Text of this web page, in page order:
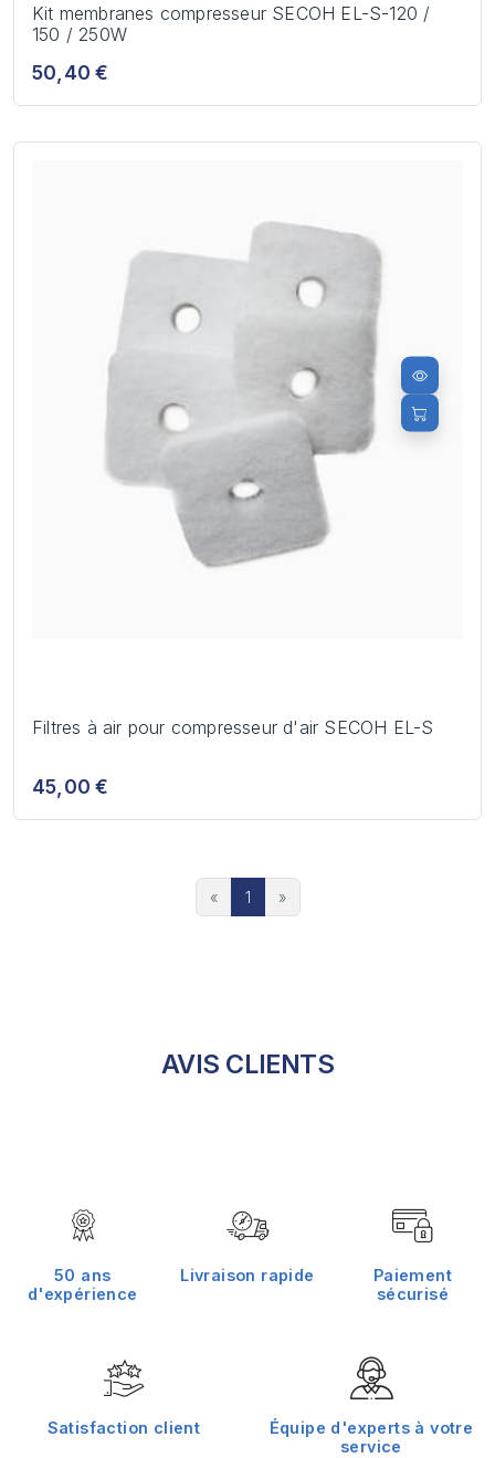
Kit membranes compresseur SECOH EL-S-120 /
150 / 250W
50,40 €
Filtres à air pour compresseur d'air SECOH EL-S
45,00 €
« 1 »
AVIS CLIENTS
50 ans
d'expérience
Livraison rapide
Paiement
sécurisé
Satisfaction client
Équipe d'experts à votre
service